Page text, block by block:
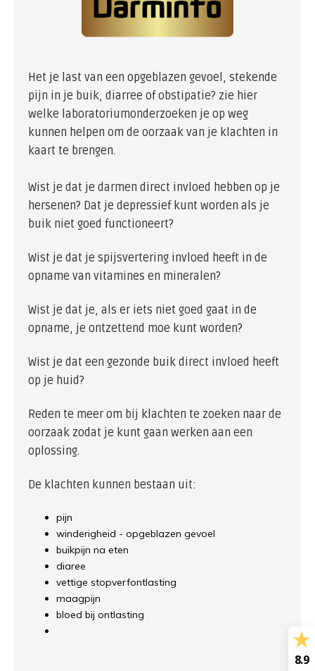
Het je last van een opgeblazen gevoel, stekende
pijn in je buik, diarree of obstipatie? zie hier
welke laboratoriumonderzoeken je op weg
kunnen helpen om de oorzaak van je klachten in
kaart te brengen.
Wist je dat je darmen direct invloed hebben op je
hersenen? Dat je depressief kunt worden als je
buik niet goed functioneert?
Wist je dat je spijsvertering invloed heeft in de
opname van vitamines en mineralen?
Wist je dat je, als er iets niet goed gaat in de
opname, je ontzettend moe kunt worden?
Wist je dat een gezonde buik direct invloed heeft
op je huid?
Reden te meer om bij klachten te zoeken naar de
oorzaak zodat je kunt gaan werken aan een
oplossing.
De klachten kunnen bestaan uit:
pijn
winderigheid - opgeblazen gevoel
buikpijn na eten
diaree
vettige stopverfontlasting
maagpijn
bloed bij ontlasting
8.9